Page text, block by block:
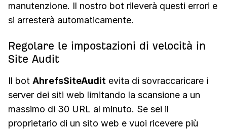
manutenzione. Il nostro bot rileverà questi errori e
si arresterà automaticamente.
Regolare le impostazioni di velocità in
Site Audit
Il bot AhrefsSiteAudit evita di sovraccaricare i
server dei siti web limitando la scansione a un
massimo di 30 URL al minuto. Se sei il
proprietario di un sito web e vuoi ricevere più